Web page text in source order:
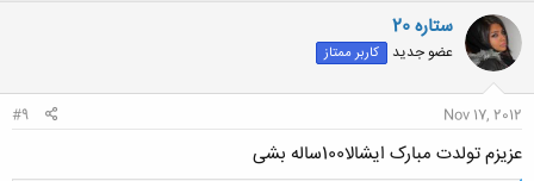
ن
ش
ه
ا
ستاره 20
عضو جدید کاربر ممتاز
Nov 17, 2012
#9
عزیزم تولدت مبارک ایشالا100ساله بشی